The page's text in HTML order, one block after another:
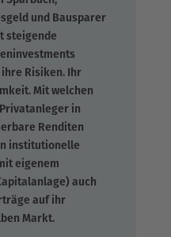
und Bausparer
steigende
Risiken. Ihr
Mit welchen
in
Renditen
institutionelle
eigenem
auch
auf ihr
Markt.